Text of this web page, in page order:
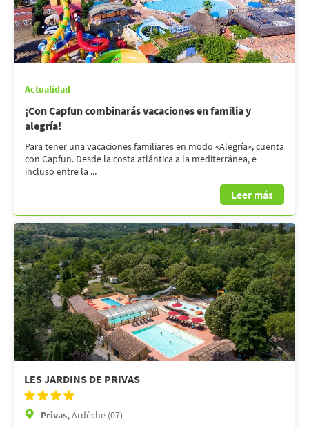
Actualidad
¡Con Capfun combinarás vacaciones en familia y
alegría!
Para tener una vacaciones familiares en modo «Alegría», cuenta
con Capfun. Desde la costa atlántica a la mediterránea, e
incluso entre la ...
Leer más
LES JARDINS DE PRIVAS
Privas,Ardèche (07)